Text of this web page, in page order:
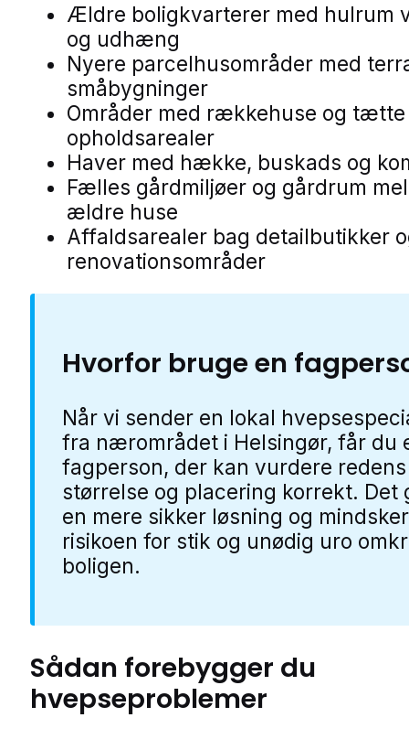
Ældre boligkvarterer med hulrum
og udhæng
Nyere parcelhusområder med
småbygninger
Områder med rækkehuse og tætte
opholdsarealer
Haver med hække, buskads og
Fælles gårdmiljøer og gårdrum
ældre huse
Affaldsarealer bag detailbutikker
renovationsområder
Hvorfor bruge en
Når vi sender en lokal
fra nærområdet i Helsingør, får du
fagperson, der kan vurdere redens
størrelse og placering korrekt. Det
en mere sikker løsning og mindsker
risikoen for stik og unødig uro
boligen.
Sådan forebygger du
hvepseproblemer